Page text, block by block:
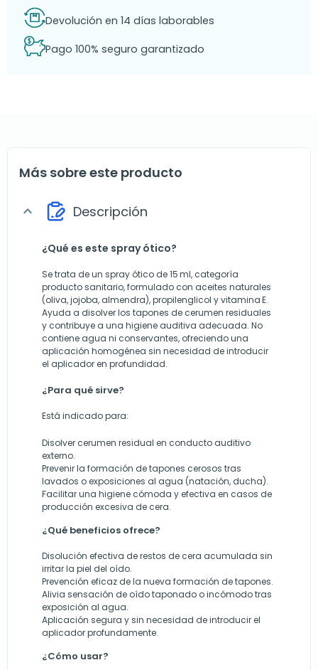
Devolución en 14 días laborables
Pago 100% seguro garantizado
Más sobre este producto
expand_more Descripción
¿Qué es este spray ótico?
Se trata de un spray ótico de 15 ml, categoría
producto sanitario, formulado con aceites naturales
(oliva, jojoba, almendra), propilenglicol y vitamina E.
Ayuda a disolver los tapones de cerumen residuales
y contribuye a una higiene auditiva adecuada. No
contiene agua ni conservantes, ofreciendo una
aplicación homogénea sin necesidad de introducir
el aplicador en profundidad.
¿Para qué sirve?
Está indicado para:
Disolver cerumen residual en conducto auditivo
externo.
Prevenir la formación de tapones cerosos tras
lavados o exposiciones al agua (natación, ducha).
Facilitar una higiene cómoda y efectiva en casos de
producción excesiva de cera.
¿Qué beneficios ofrece?
Disolución efectiva de restos de cera acumulada sin
irritar la piel del oído.
Prevención eficaz de la nueva formación de tapones.
Alivia sensación de oído taponado o incómodo tras
exposición al agua.
Aplicación segura y sin necesidad de introducir el
aplicador profundamente.
¿Cómo usar?